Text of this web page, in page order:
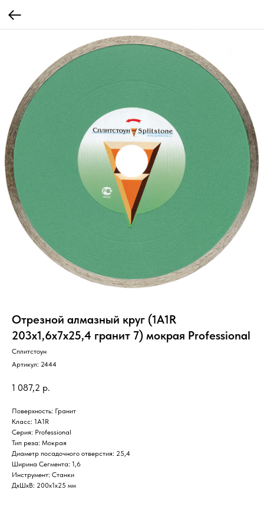
Отрезной алмазный круг (1A1R
203x1,6x7x25,4 гранит 7) мокрая Professional
Сплитстоун
Артикул: 2444
1 087,2 р.
Поверхность: Гранит
Класс: 1A1R
Серия: Professional
Тип реза: Мокрая
Диаметр посадочного отверстия: 25,4
Ширина Сегмента: 1,6
Инструмент: Станки
ДxШxВ: 200x1x25 мм